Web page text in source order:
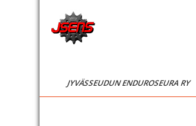
JYVÄSSEUDUN ENDUROSEURA RY